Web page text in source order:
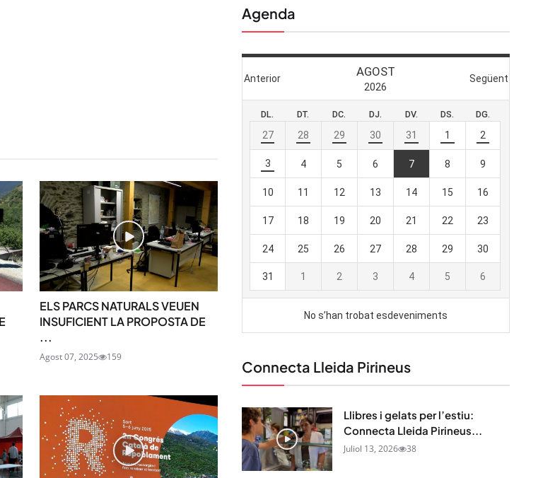
ELS PARCS NATURALS VEUEN
INSUFICIENT LA PROPOSTA DE
...
Agost 07, 2025 159
Agenda
Connecta Lleida Pirineus
Llibres i gelats per l’estiu:
Connecta Lleida Pirineus...
Juliol 13, 2026 38
STAY UPDATED
Uneix-te al nostre butlletí
Tota l’actualitat, seleccionada i enviada
directament al teu correu. Subscriu-te al nostre
butlletí i segueix la informació que importa.